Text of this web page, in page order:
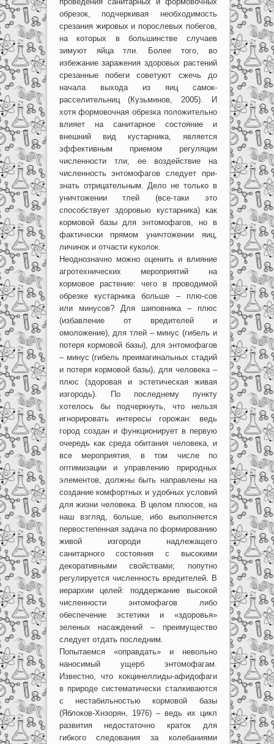
обрезок, подчеркивая необходимость
срезания жировых и порослевых побегов,
на которых в большинстве случаев
зимуют яйца тли. Более того, во
избежание заражения здоровых растений
срезанные побеги советуют сжечь до
начала выхода из яиц самок-
расселительниц (Кузьминов, 2005). И
хотя формовочная обрезка положительно
влияет на санитарное состояние и
внешний вид кустарника, является
эффективным приемом регуляции
численности тли, ее воздействие на
численность энтомофагов следует при-
знать отрицательным. Дело не только в
уничтожении тлей (все-таки это
способствует здоровью кустарника) как
кормовой базы для энтомофагов, но в
фактически прямом уничтожении яиц,
личинок и отчасти куколок.
Неоднозначно можно оценить и влияние
агротехнических мероприятий на
кормовое растение: чего в проводимой
обрезке кустарника больше – плю-сов
или минусов? Для шиповника – плюс
(избавление от вредителей и
омоложение), для тлей – минус (гибель и
потеря кормовой базы), для энтомофагов
– минус (гибель преимагинальных стадий
и потеря кормовой базы), для человека –
плюс (здоровая и эстетическая живая
изгородь). По последнему пункту
хотелось бы подчеркнуть, что нельзя
игнорировать интересы горожан: ведь
город создан и функционирует в первую
очередь как среда обитания человека, и
все мероприятия, в том числе по
оптимизации и управлению природных
элементов, должны быть направлены на
создание комфортных и удобных условий
для жизни человека. В целом плюсов, на
наш взгляд, больше, ибо выполняется
первостепенная задача по формированию
живой изгороди надлежащего
санитарного состояния с высокими
декоративными свойствами; попутно
регулируется численность вредителей. В
иерархии целей: поддержание высокой
численности энтомофагов либо
обеспечение эстетики и «здоровья»
зеленых насаждений – преимущество
следует отдать последним.
Попытаемся «оправдать» и невольно
наносимый ущерб энтомофагам.
Известно, что кокцинеллиды-афидофаги
в природе систематически сталкиваются
с нестабильностью кормовой базы
(Яблоков-Хнзорян, 1976) – ведь их цикл
развития недостаточно краток для
гибкого следования за колебаниями